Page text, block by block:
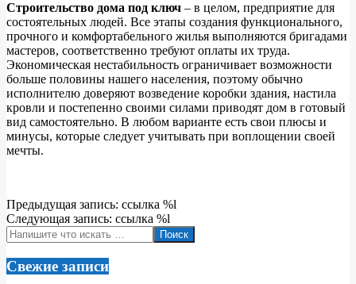
Строительство дома под ключ – в целом, предприятие для
состоятельных людей. Все этапы создания функционального,
прочного и комфортабельного жилья выполняются бригадами
мастеров, соответственно требуют оплаты их труда.
Экономическая нестабильность ограничивает возможности
больше половины нашего населения, поэтому обычно
исполнителю доверяют возведение коробки здания, настила
кровли и постепенно своими силами приводят дом в готовый
вид самостоятельно. В любом варианте есть свои плюсы и
минусы, которые следует учитывать при воплощении своей
мечты.
2022-
06-
07
Предыдущая запись: ссылка %l
Следующая запись: ссылка %l
Поиск
Свежие записи